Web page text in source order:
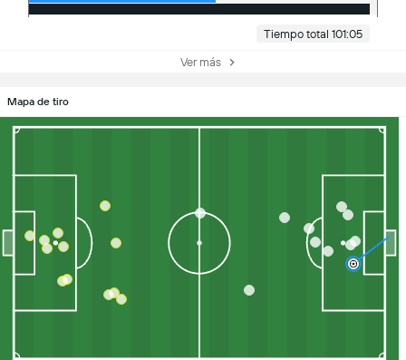
Tiempo total 101:05
Ver más
Mapa de tiro